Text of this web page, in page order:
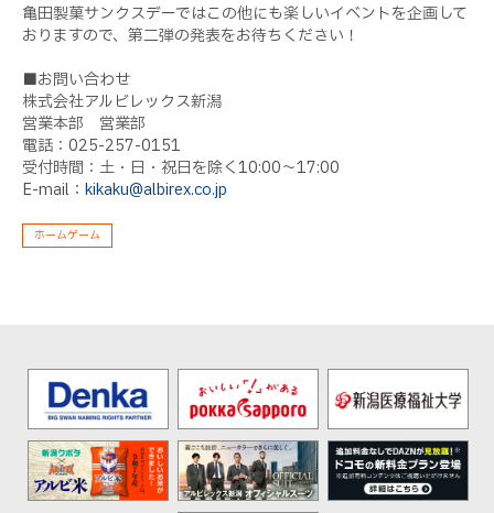
亀田製菓サンクスデーではこの他にも楽しいイベントを企画して
おりますので、第二弾の発表をお待ちください！
■お問い合わせ
株式会社アルビレックス新潟
営業本部 営業部
電話：025-257-0151
受付時間：土・日・祝日を除く10:00〜17:00
E-mail： kikaku@albirex.co.jp
ホームゲーム